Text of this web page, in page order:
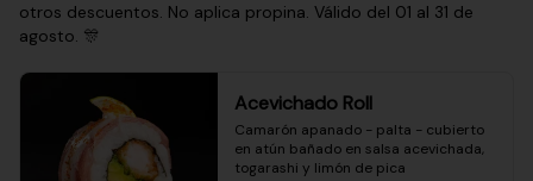
otros descuentos. No aplica propina. Válido del 01 al 31 de
agosto. 🎊
Acevichado Roll
Camarón apanado - palta - cubierto
en atún bañado en salsa acevichada,
togarashi y limón de pica